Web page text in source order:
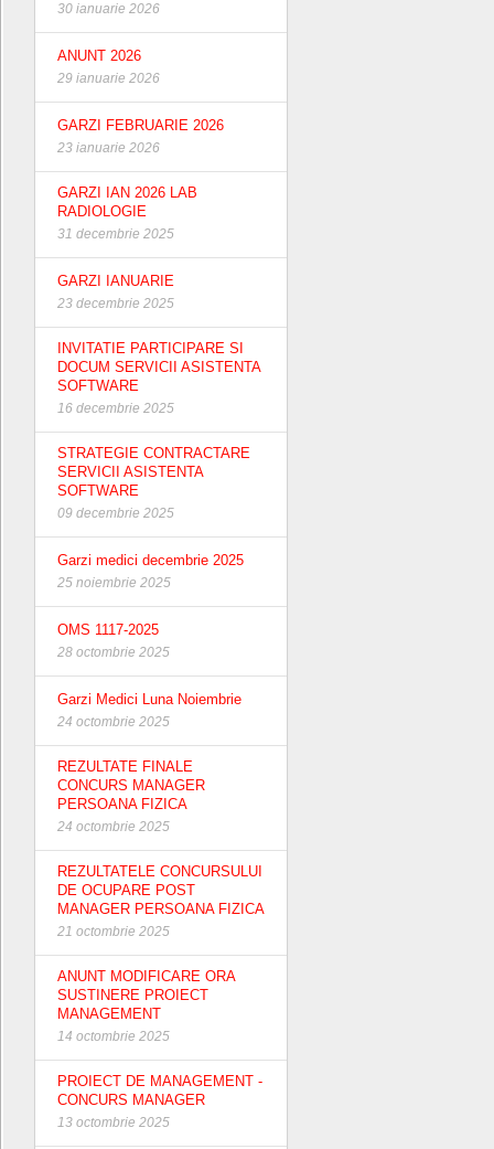
30 ianuarie 2026
ANUNT 2026
29 ianuarie 2026
GARZI FEBRUARIE 2026
23 ianuarie 2026
GARZI IAN 2026 LAB
RADIOLOGIE
31 decembrie 2025
GARZI IANUARIE
23 decembrie 2025
INVITATIE PARTICIPARE SI
DOCUM SERVICII ASISTENTA
SOFTWARE
16 decembrie 2025
STRATEGIE CONTRACTARE
SERVICII ASISTENTA
SOFTWARE
09 decembrie 2025
Garzi medici decembrie 2025
25 noiembrie 2025
OMS 1117-2025
28 octombrie 2025
Garzi Medici Luna Noiembrie
24 octombrie 2025
REZULTATE FINALE
CONCURS MANAGER
PERSOANA FIZICA
24 octombrie 2025
REZULTATELE CONCURSULUI
DE OCUPARE POST
MANAGER PERSOANA FIZICA
21 octombrie 2025
ANUNT MODIFICARE ORA
SUSTINERE PROIECT
MANAGEMENT
14 octombrie 2025
PROIECT DE MANAGEMENT -
CONCURS MANAGER
13 octombrie 2025